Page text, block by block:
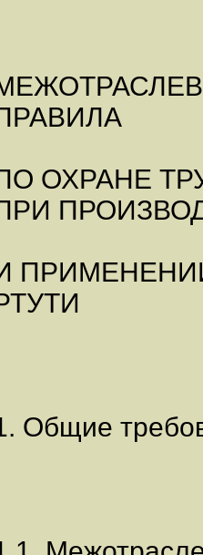
ОХРАНЕ
Общие